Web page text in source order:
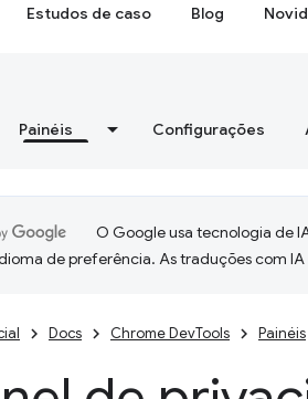
Estudos de caso Blog
Painéis Configurações
O Google usa tecnologia de
de preferência. As traduções com
Docs Chrome DevTools Painéis